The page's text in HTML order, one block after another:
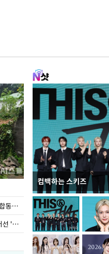
더불어민주당 당대표·최고위원 후보 합동연설회
주택용지 검토 알려지자... 신속히 늘어선 '근조화환'
컴백하는 스키즈
이번주 국회에는 무